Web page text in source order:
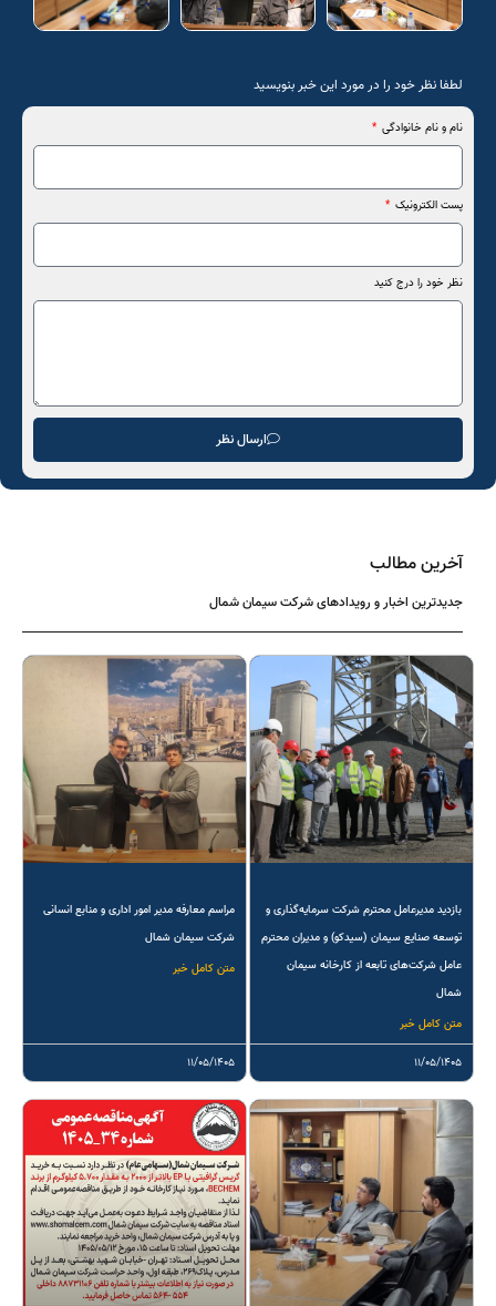
لطفا نظر خود را در مورد این خبر بنویسید
نام و نام خانوادگی
پست الکترونیک
نظر خود را درج کنید
ارسال نظر
آخرین مطالب
جدیدترین اخبار و رویدادهای شرکت سیمان شمال
بازدید مدیرعامل محترم شرکت سرمایه‌گذاری و
توسعه صنایع سیمان (سیدکو) و مدیران محترم
عامل شرکت‌های تابعه از کارخانه سیمان
شمال
متن کامل خبر
۱۱/۰۵/۱۴۰۵
مراسم معارفه مدیر امور اداری و منابع انسانی
شرکت سیمان شمال
متن کامل خبر
۱۱/۰۵/۱۴۰۵